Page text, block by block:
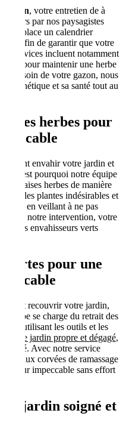
, votre entretien de à
par nos paysagistes
en place un calendrier
afin de garantir que votre
services incluent notamment
pour maintenir une herbe
soin de votre gazon, nous
esthétique et sa santé tout au
herbes pour
envahir votre jardin et
C’est pourquoi notre équipe
mauvaises herbes de manière
les plantes indésirables et
en veillant à ne pas
à notre intervention, votre
des envahisseurs verts
pour une
recouvrir votre jardin,
équipe se charge du retrait des
en utilisant les outils et les
votre jardin propre et dégagé,
beauté. Avec notre service
aux corvées de ramassage
impeccable sans effort
un jardin soigné et